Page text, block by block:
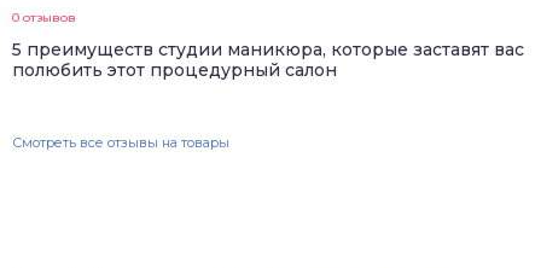
0 отзывов
5 преимуществ студии маникюра, которые заставят вас
полюбить этот процедурный салон
Смотреть все отзывы на товары